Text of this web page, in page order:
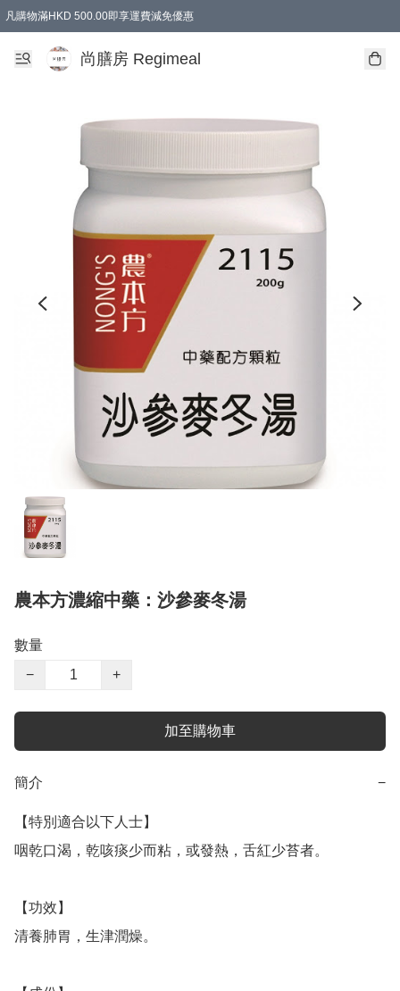
凡購物滿HKD 500.00即享運費減免優惠
尚膳房 Regimeal
農本方濃縮中藥：沙參麥冬湯
數量
−
+
加至購物車
簡介 −
【特別適合以下人士】
咽乾口渴，乾咳痰少而粘，或發熱，舌紅少苔者。
【功效】
清養肺胃，生津潤燥。